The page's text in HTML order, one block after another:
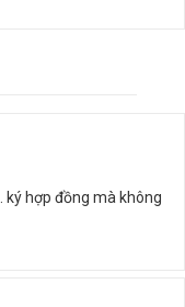
ký hợp đồng mà không